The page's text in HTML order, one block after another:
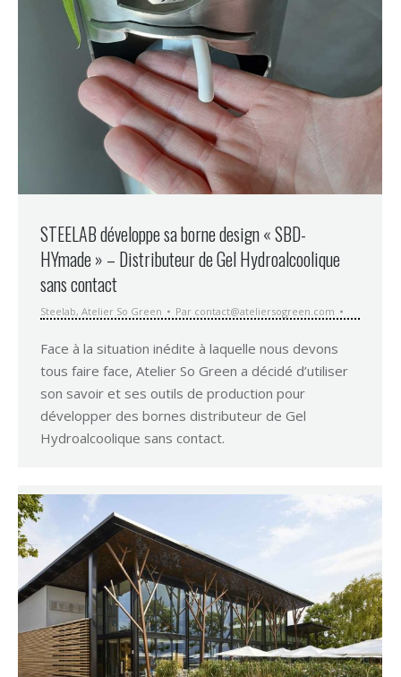
STEELAB développe sa borne design « SBD-
HYmade » – Distributeur de Gel Hydroalcoolique
sans contact
Steelab, Atelier So Green Par contact@ateliersogreen.com
Face à la situation inédite à laquelle nous devons
tous faire face, Atelier So Green a décidé d’utiliser
son savoir et ses outils de production pour
développer des bornes distributeur de Gel
Hydroalcoolique sans contact.